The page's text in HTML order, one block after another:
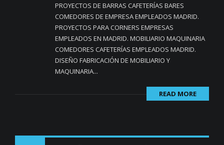
PROYECTOS DE BARRAS CAFETERÍAS BARES
COMEDORES DE EMPRESA EMPLEADOS MADRID.
PROYECTOS PARA CORNERS EMPRESAS
EMPLEADOS EN MADRID. MOBILIARIO MAQUINARIA
COMEDORES CAFETERÍAS EMPLEADOS MADRID.
DISEÑO FABRICACIÓN DE MOBILIARIO Y
MAQUINARIA...
READ MORE